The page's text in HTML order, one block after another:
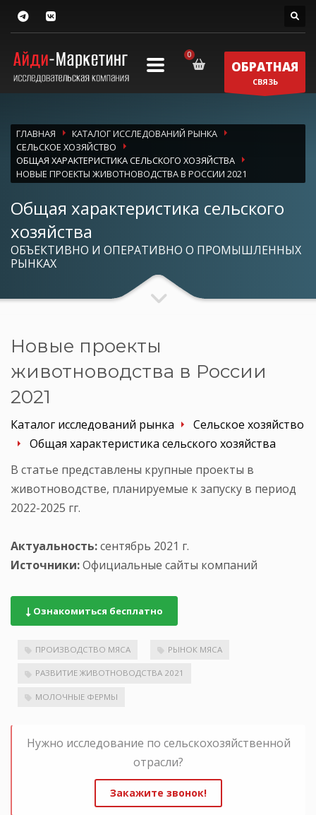
ОБРАТНАЯ
СВЯЗЬ
ГЛАВНАЯ
КАТАЛОГ ИССЛЕДОВАНИЙ РЫНКА
СЕЛЬСКОЕ ХОЗЯЙСТВО
ОБЩАЯ ХАРАКТЕРИСТИКА СЕЛЬСКОГО ХОЗЯЙСТВА
НОВЫЕ ПРОЕКТЫ ЖИВОТНОВОДСТВА В РОССИИ 2021
Общая характеристика сельского
хозяйства
ОБЪЕКТИВНО И ОПЕРАТИВНО О ПРОМЫШЛЕННЫХ
РЫНКАХ
Новые проекты
животноводства в России
2021
Каталог исследований рынка
Сельское хозяйство
Общая характеристика сельского хозяйства
В статье представлены крупные проекты в
животноводстве, планируемые к запуску в период
2022-2025 гг.
Актуальность:сентябрь 2021 г.
Источники:Официальные сайты компаний
Ознакомиться бесплатно
ПРОИЗВОДСТВО МЯСА РЫНОК МЯСА
РАЗВИТИЕ ЖИВОТНОВОДСТВА 2021
МОЛОЧНЫЕ ФЕРМЫ
Нужно исследование по сельскохозяйственной
отрасли?
Закажите звонок!